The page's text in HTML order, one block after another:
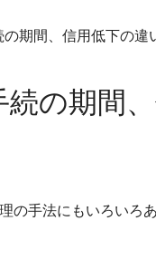
期間、信用低下の違
の期間
の手法にもいろいろ